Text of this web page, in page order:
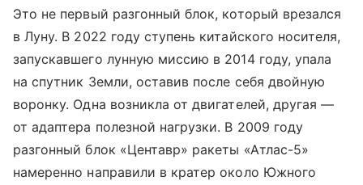
Это не первый разгонный блок, который врезался
в Луну. В 2022 году ступень китайского носителя,
запускавшего лунную миссию в 2014 году, упала
на спутник Земли, оставив после себя двойную
воронку. Одна возникла от двигателей, другая —
от адаптера полезной нагрузки. В 2009 году
разгонный блок «Центавр» ракеты «Атлас-5»
намеренно направили в кратер около Южного